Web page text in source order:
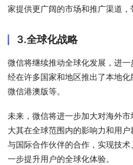
家提供更广阔的市场和推广渠道，
3.全球化战略
微信将继续推动全球化发展，进
经在许多国家和地区推出了本地化
微信港澳版等。
未来，微信将进一步加大对海外
大其在全球范围内的影响力和用
与国际合作伙伴的合作，实现技
一步提升用户的全球化体验。